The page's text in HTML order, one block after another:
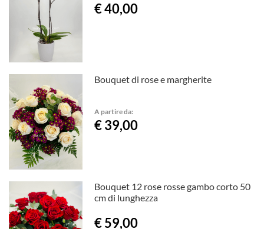
€ 40,00
Bouquet di rose e margherite
A partire da:
€ 39,00
Bouquet 12 rose rosse gambo corto 50
cm di lunghezza
€ 59,00